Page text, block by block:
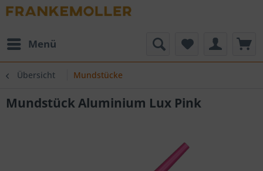
Menü
Übersicht Mundstücke
Mundstück Aluminium Lux Pink